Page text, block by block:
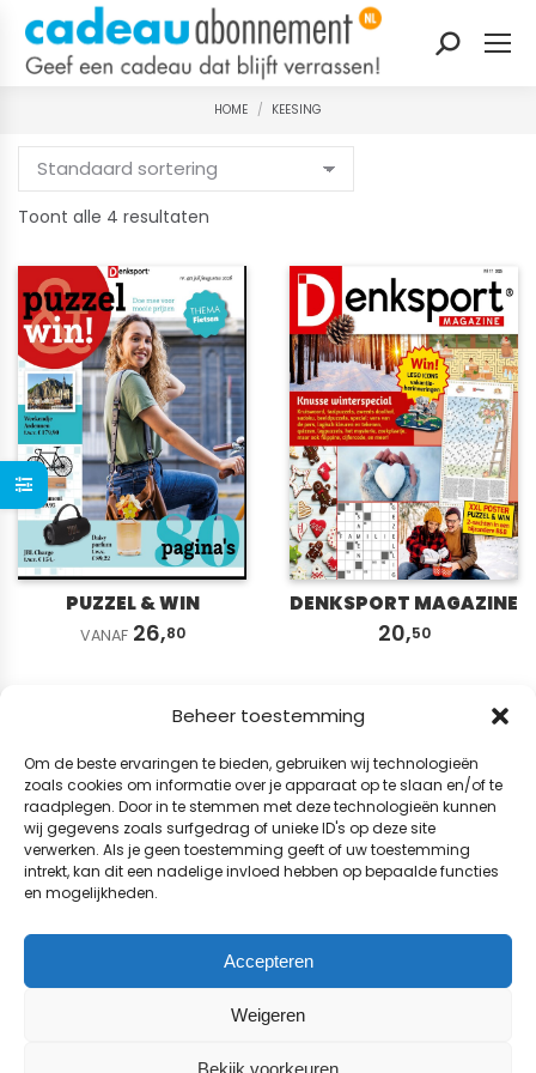
Beheer toestemming
Om de beste ervaringen te bieden, gebruiken wij technologieën
zoals cookies om informatie over je apparaat op te slaan en/of te
raadplegen. Door in te stemmen met deze technologieën kunnen
wij gegevens zoals surfgedrag of unieke ID's op deze site
verwerken. Als je geen toestemming geeft of uw toestemming
intrekt, kan dit een nadelige invloed hebben op bepaalde functies
en mogelijkheden.
Accepteren
Weigeren
Bekijk voorkeuren
Zoeken:
Je bent hier:
HOME KEESING
Toont alle 4 resultaten
nieuwste
PUZZEL & WIN
VANAF 26,80
DENKSPORT MAGAZINE
20,50